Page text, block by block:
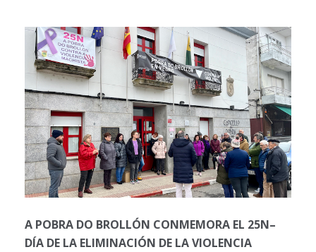
A POBRA DO BROLLÓN CONMEMORA EL 25N–
DÍA DE LA ELIMINACIÓN DE LA VIOLENCIA